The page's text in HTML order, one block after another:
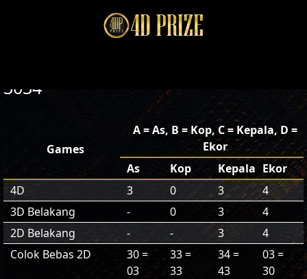
3034
Games
A = As, B = Kop, C = Kepala, D =
Ekor
As
Kop Kepala Ekor
4D
3 0 3
4
3D Belakang
- 0 3
4
2D Belakang
- - 3
4
Colok Bebas 2D
30 =
03
33 =
33
34 =
43
03 =
30